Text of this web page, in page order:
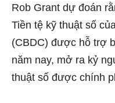
Rob Grant dự đoán
Tiền tệ kỹ thuật số
(CBDC) được hỗ trợ
năm nay, mở ra kỷ
thuật số được chính